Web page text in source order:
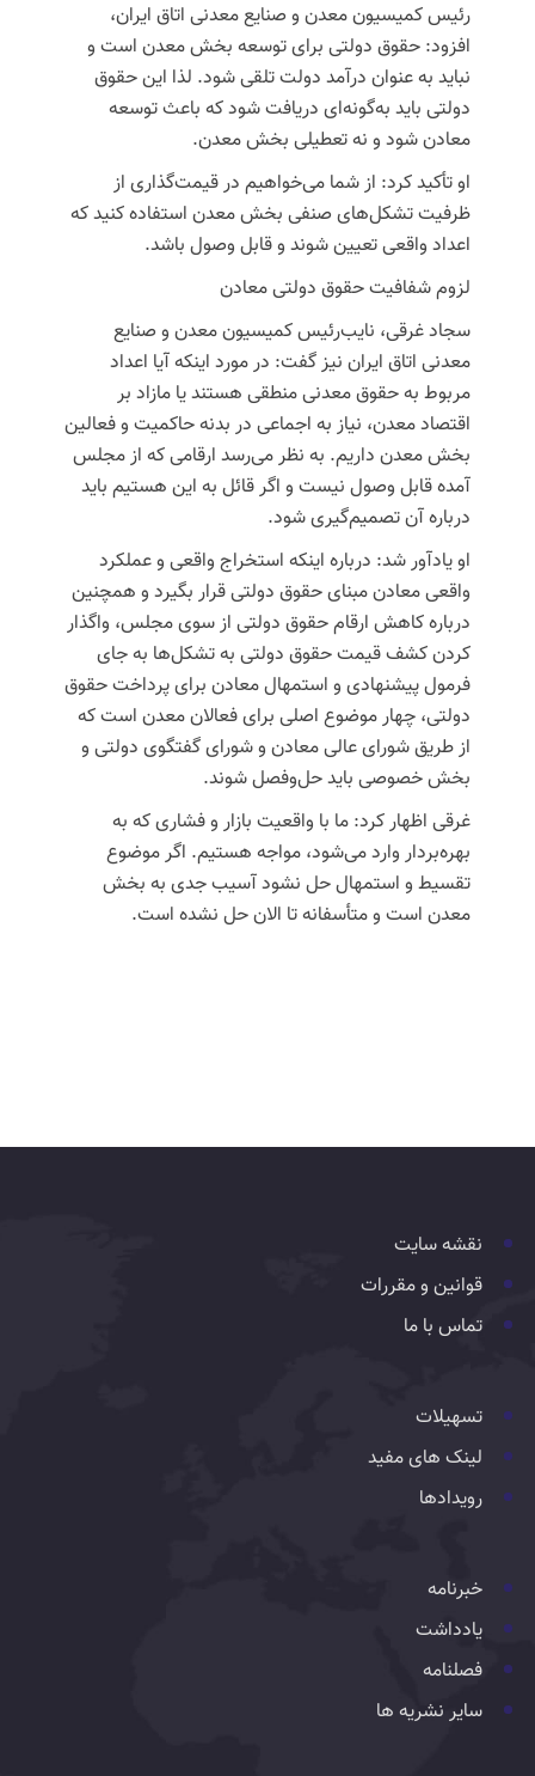
رئیس کمیسیون معدن و صنایع معدنی اتاق ایران،
افزود: حقوق دولتی برای توسعه بخش معدن است و
نباید به عنوان درآمد دولت تلقی شود. لذا این حقوق
دولتی باید به‌گونه‌ای دریافت شود که باعث توسعه
معادن شود و نه تعطیلی بخش معدن.
او تأکید کرد: از شما می‌خواهیم در قیمت‌گذاری از
ظرفیت تشکل‌های صنفی بخش معدن استفاده کنید که
اعداد واقعی تعیین شوند و قابل وصول باشد.
لزوم شفافیت حقوق دولتی معادن
سجاد غرقی، نایب‌رئیس کمیسیون معدن و صنایع
معدنی اتاق ایران نیز گفت: در مورد اینکه آیا اعداد
مربوط به حقوق معدنی منطقی هستند یا مازاد بر
اقتصاد معدن، نیاز به اجماعی در بدنه حاکمیت و فعالین
بخش معدن داریم. به نظر می‌رسد ارقامی که از مجلس
آمده قابل وصول نیست و اگر قائل به این هستیم باید
درباره آن تصمیم‌گیری شود.
او یادآور شد: درباره اینکه استخراج واقعی و عملکرد
واقعی معادن مبنای حقوق دولتی قرار بگیرد و همچنین
درباره کاهش ارقام حقوق دولتی از سوی مجلس، واگذار
کردن کشف قیمت حقوق دولتی به تشکل‌ها به جای
فرمول پیشنهادی و استمهال معادن برای پرداخت حقوق
دولتی، چهار موضوع اصلی برای فعالان معدن است که
از طریق شورای عالی معادن و شورای گفتگوی دولتی و
بخش خصوصی باید حل‌وفصل شوند.
غرقی اظهار کرد: ما با واقعیت بازار و فشاری که به
بهره‌بردار وارد می‌شود، مواجه هستیم. اگر موضوع
تقسیط و استمهال حل نشود آسیب جدی به بخش
معدن است و متأسفانه تا الان حل نشده است.
نقشه سایت
قوانین و مقررات
تماس با ما
تسهیلات
لینک های مفید
رویدادها
خبرنامه
یادداشت
فصلنامه
سایر نشریه ها